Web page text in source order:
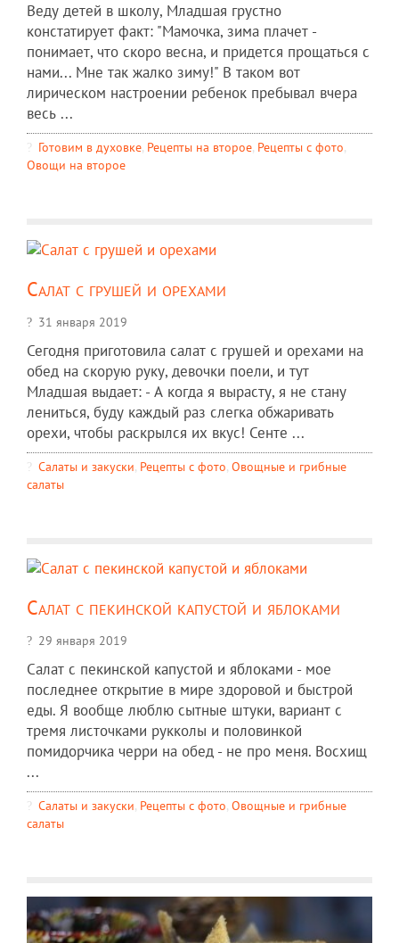
Веду детей в школу, Младшая грустно
констатирует факт: "Мамочка, зима плачет -
понимает, что скоро весна, и придется прощаться с
нами... Мне так жалко зиму!" В таком вот
лирическом настроении ребенок пребывал вчера
весь ...
Готовим в духовке, Рецепты на второе, Рецепты c фото,
Овощи на второе
Салат с грушей и орехами
31 января 2019
Сегодня приготовила салат с грушей и орехами на
обед на скорую руку, девочки поели, и тут
Младшая выдает: - А когда я вырасту, я не стану
лениться, буду каждый раз слегка обжаривать
орехи, чтобы раскрылся их вкус! Сенте ...
Салаты и закуски, Рецепты c фото, Овощные и грибные
салаты
Салат с пекинской капустой и яблоками
29 января 2019
Салат с пекинской капустой и яблоками - мое
последнее открытие в мире здоровой и быстрой
еды. Я вообще люблю сытные штуки, вариант с
тремя листочками рукколы и половинкой
помидорчика черри на обед - не про меня. Восхищ
...
Салаты и закуски, Рецепты c фото, Овощные и грибные
салаты